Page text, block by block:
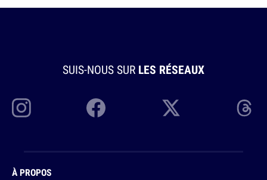
SUIS-NOUS SUR LES RÉSEAUX
À PROPOS